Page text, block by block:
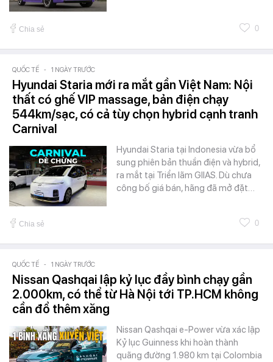
Chia sẻ 0
QUỐC TẾ - 1 NGÀY TRƯỚC
Hyundai Staria mới ra mắt gần Việt Nam: Nội
thất có ghế VIP massage, bản điện chạy
544km/sạc, có cả tùy chọn hybrid cạnh tranh
Carnival
Hyundai Staria tại Indonesia vừa bổ
sung phiên bản thuần điện và hybrid,
ra mắt tại Triển lãm GIIAS. Dù chưa
công bố giá bán, hãng đã mở đặt…
Chia sẻ 0
QUỐC TẾ - 1 NGÀY TRƯỚC
Nissan Qashqai lập kỷ lục đầy bình chạy gần
2.000km, có thể từ Hà Nội tới TP.HCM không
cần đổ thêm xăng
Nissan Qashqai e-Power vừa xác lập
Kỷ lục Guinness khi hoàn thành
quãng đường 1.980 km tại Colombia